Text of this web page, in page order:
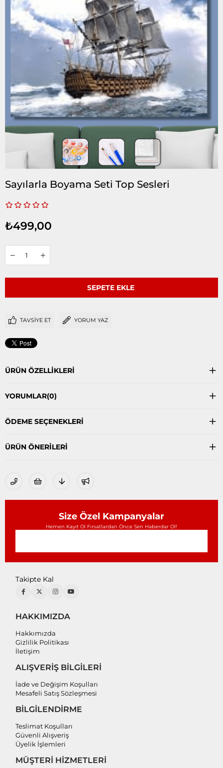
Sayılarla Boyama Seti Top Sesleri
₺499,00
TAVSIYE ET YORUM YAZ
ÜRÜN ÖZELLIKLERI
YORUMLAR(0)
ÖDEME SEÇENEKLERI
ÜRÜN ÖNERILERI
Size Özel Kampanyalar
Hemen Kayıt Ol Fırsatlardan Önce Sen Haberdar Ol!
Takipte Kal
HAKKIMIZDA
Hakkımızda
Gizlilik Politikası
İletişim
ALIŞVERİŞ BİLGİLERİ
İade ve Değişim Koşulları
Mesafeli Satış Sözleşmesi
BİLGİLENDİRME
Teslimat Koşulları
Güvenli Alışveriş
Üyelik İşlemleri
MÜŞTERİ HİZMETLERİ